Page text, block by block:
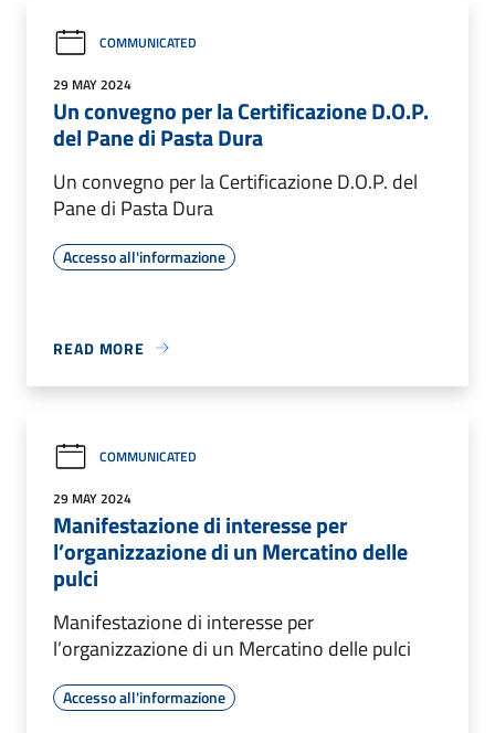
COMMUNICATED
29 MAY 2024
Un convegno per la Certificazione D.O.P.
del Pane di Pasta Dura
Un convegno per la Certificazione D.O.P. del
Pane di Pasta Dura
Accesso all'informazione
READ MORE
COMMUNICATED
29 MAY 2024
Manifestazione di interesse per
l’organizzazione di un Mercatino delle
pulci
Manifestazione di interesse per
l’organizzazione di un Mercatino delle pulci
Accesso all'informazione